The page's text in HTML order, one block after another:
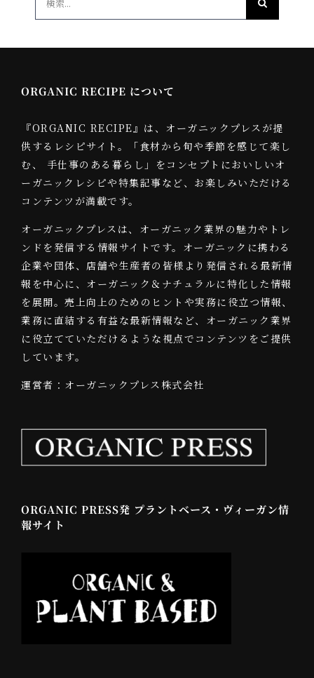
ORGANIC RECIPE について
『ORGANIC RECIPE』は、オーガニックプレスが提
供するレシピサイト。「食材から旬や季節を感じて楽し
む、 手仕事のある暮らし」をコンセプトにおいしいオ
ーガニックレシピや特集記事など、お楽しみいただける
コンテンツが満載です。
オーガニックプレスは、オーガニック業界の魅力やトレ
ンドを発信する情報サイトです。オーガニックに携わる
企業や団体、店舗や生産者の皆様より発信される最新情
報を中心に、オーガニック＆ナチュラルに特化した情報
を展開。売上向上のためのヒントや実務に役立つ情報、
業務に直結する有益な最新情報など、オーガニック業界
に役立てていただけるような視点でコンテンツをご提供
しています。
運営者：オーガニックプレス株式会社
ORGANIC PRESS発 プラントベース・ヴィーガン情
報サイト